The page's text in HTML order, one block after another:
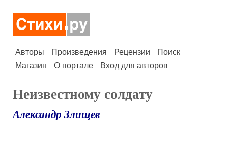
Авторы Произведения Рецензии
Поиск
Магазин
О портале Вход для авторов
Неизвестному солдату
Александр Злищев